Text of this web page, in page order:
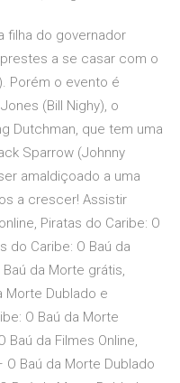
filha do governador
a se casar com o
Porém o evento é
(Bill Nighy), o
Dutchman, que tem uma
Sparrow (Johnny
amaldiçoado a uma
a crescer! Assistir
Piratas do Caribe: O
do Caribe: O Baú da
da Morte grátis,
Morte Dublado e
O Baú da Morte
Baú da Filmes Online,
Baú da Morte Dublado